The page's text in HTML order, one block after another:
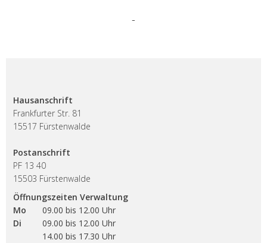
-
Hausanschrift
Frankfurter Str. 81
15517 Fürstenwalde
Postanschrift
PF 13 40
15503 Fürstenwalde
Öffnungszeiten Verwaltung
Mo
09.00 bis 12.00 Uhr
Di
09.00 bis 12.00 Uhr
14.00 bis 17.30 Uhr